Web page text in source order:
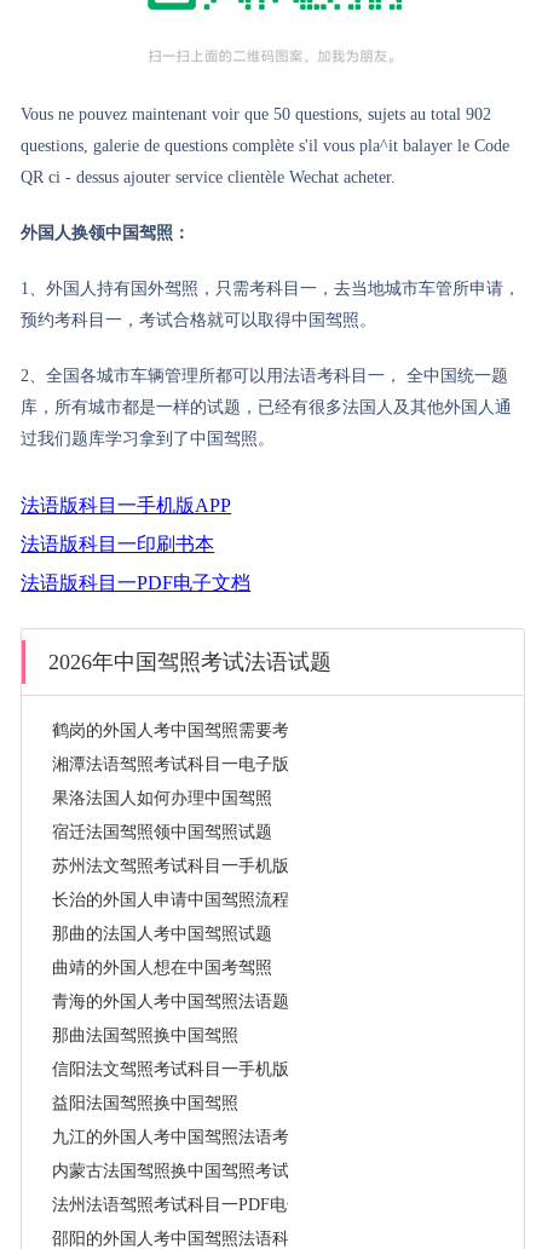
Vous ne pouvez maintenant voir que 50 questions, sujets au total 902
questions, galerie de questions complète s'il vous pla^it balayer le Code
QR ci - dessus ajouter service clientèle Wechat acheter.
外国人换领中国驾照：
1、外国人持有国外驾照，只需考科目一，去当地城市车管所申请，
预约考科目一，考试合格就可以取得中国驾照。
2、全国各城市车辆管理所都可以用法语考科目一， 全中国统一题
库，所有城市都是一样的试题，已经有很多法国人及其他外国人通
过我们题库学习拿到了中国驾照。
法语版科目一手机版APP
法语版科目一印刷书本
法语版科目一PDF电子文档
2026年中国驾照考试法语试题
鹤岗的外国人考中国驾照需要考的科目
湘潭法语驾照考试科目一电子版
果洛法国人如何办理中国驾照
宿迁法国驾照领中国驾照试题
苏州法文驾照考试科目一手机版
长治的外国人申请中国驾照流程
那曲的法国人考中国驾照试题
曲靖的外国人想在中国考驾照
青海的外国人考中国驾照法语题
那曲法国驾照换中国驾照
信阳法文驾照考试科目一手机版APP
益阳法国驾照换中国驾照
九江的外国人考中国驾照法语考试题答案
内蒙古法国驾照换中国驾照考试题
法州法语驾照考试科目一PDF电子文档
邵阳的外国人考中国驾照法语科目一